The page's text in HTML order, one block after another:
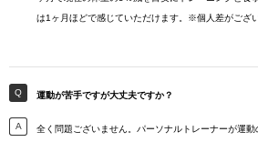
は1ヶ月ほどで感じていただけます。※個人差がござい
運動が苦手ですが大丈夫ですか？
全く問題ございません。パーソナルトレーナーが運